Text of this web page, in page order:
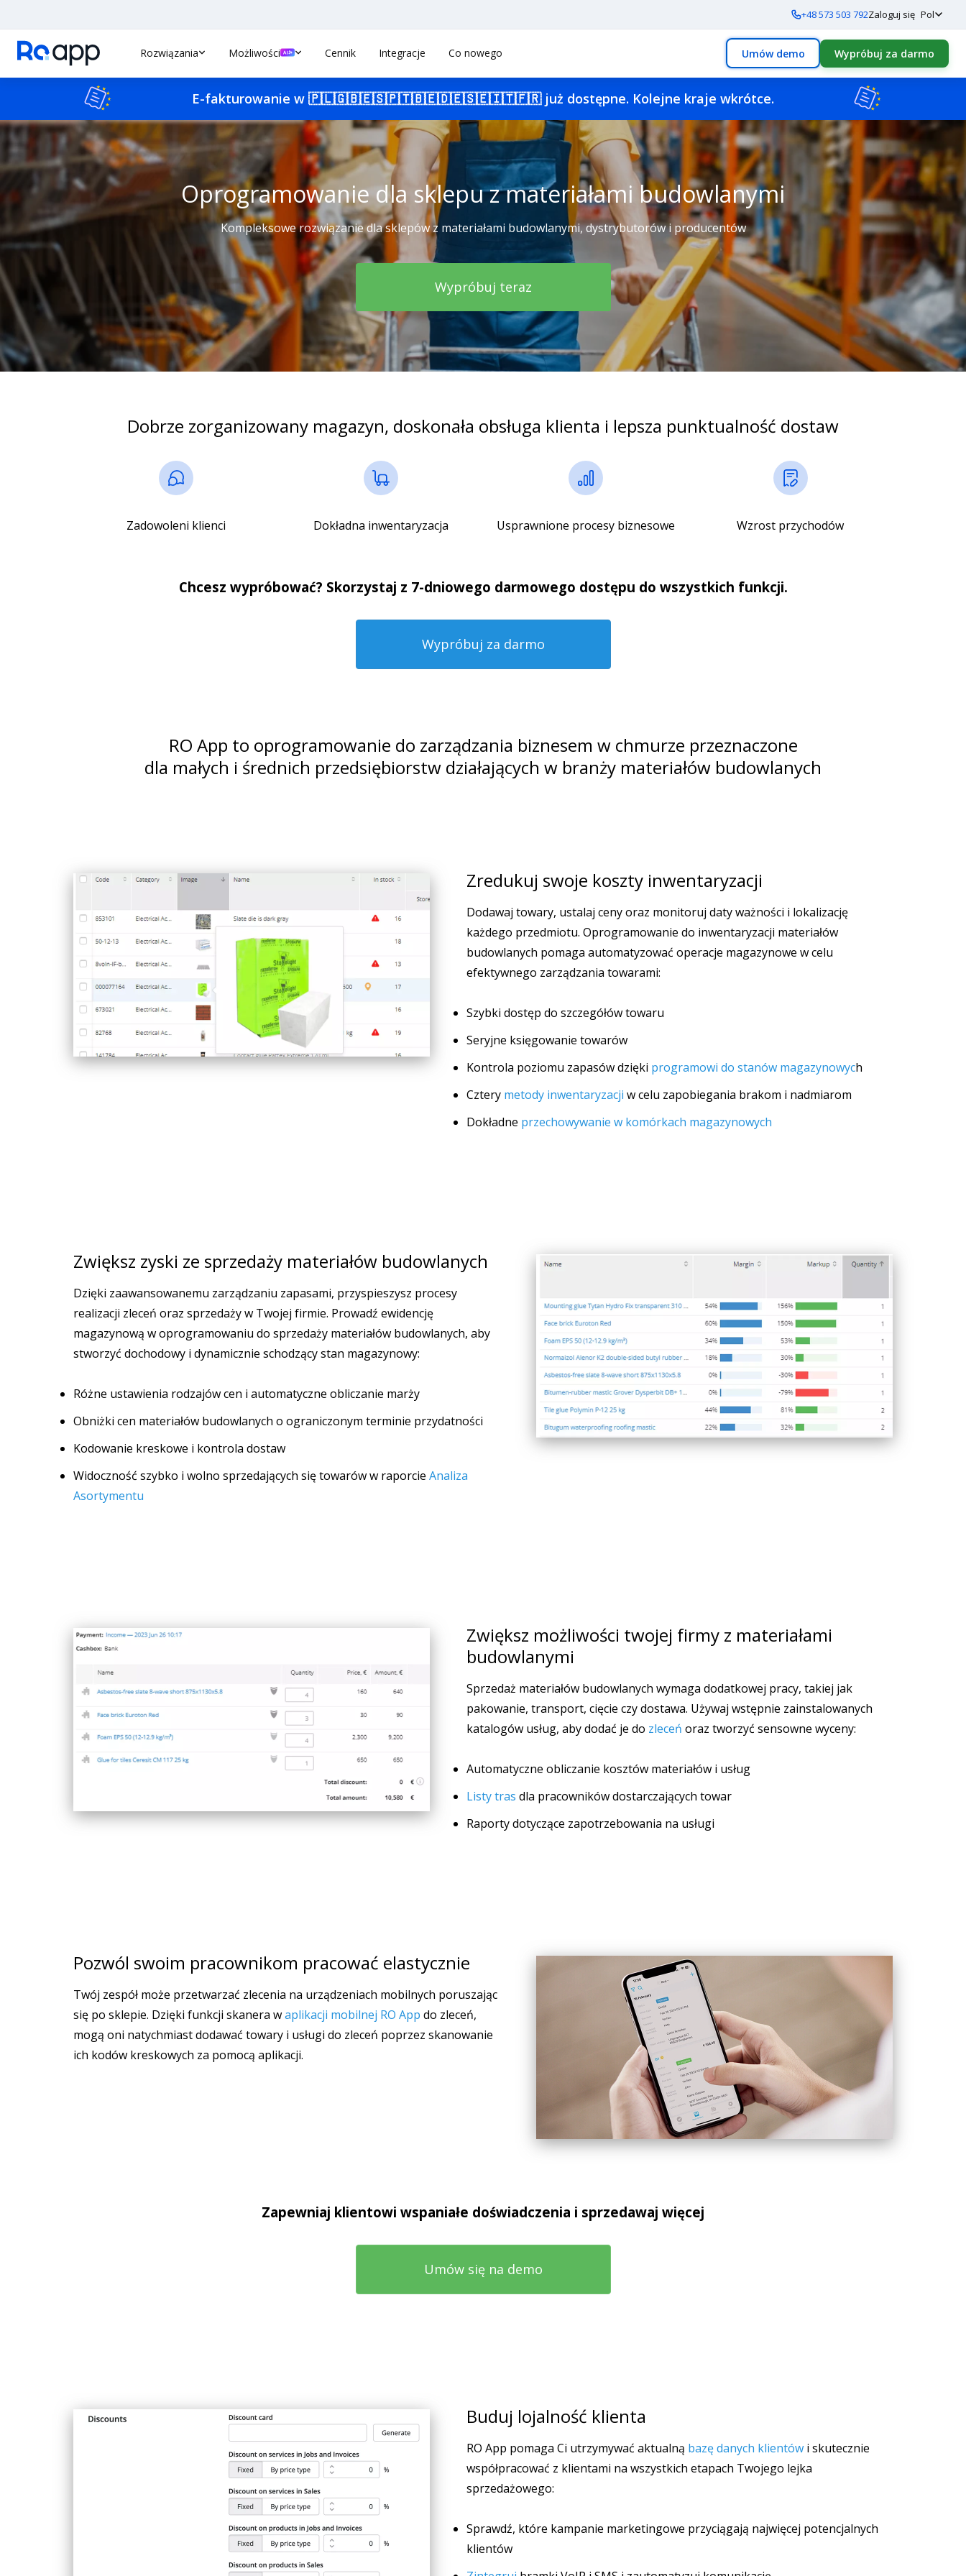
+48 573 503 792Zaloguj się Pol
Rozwiązania Możliwości Cennik Integracje Co nowego Umów demo Wypróbuj za darmo
E-fakturowanie w 🇵🇱🇬🇧🇪🇸🇵🇹🇧🇪🇩🇪🇸🇪🇮🇹🇫🇷już dostępne. Kolejne kraje wkrótce.
Oprogramowanie dla sklepu z materiałami budowlanymi
Kompleksowe rozwiązanie dla sklepów z materiałami budowlanymi, dystrybutorów i producentów
Wypróbuj teraz
Dobrze zorganizowany magazyn, doskonała obsługa klienta i lepsza punktualność dostaw
Zadowoleni klienci Dokładna inwentaryzacja Usprawnione procesy biznesowe Wzrost przychodów
Chcesz wypróbować? Skorzystaj z 7-dniowego darmowego dostępu do wszystkich funkcji.
Wypróbuj za darmo
RO App to oprogramowanie do zarządzania biznesem w chmurze przeznaczone
dla małych i średnich przedsiębiorstw działających w branży materiałów budowlanych
Zredukuj swoje koszty inwentaryzacji
Dodawaj towary, ustalaj ceny oraz monitoruj daty ważności i lokalizację
każdego przedmiotu. Oprogramowanie do inwentaryzacji materiałów
budowlanych pomaga automatyzować operacje magazynowe w celu
efektywnego zarządzania towarami:
Szybki dostęp do szczegółów towaru
Seryjne księgowanie towarów
Kontrola poziomu zapasów dzięki programowi do stanów magazynowych
Cztery metody inwentaryzacji w celu zapobiegania brakom i nadmiarom
Dokładne przechowywanie w komórkach magazynowych
Zwiększ zyski ze sprzedaży materiałów budowlanych
Dzięki zaawansowanemu zarządzaniu zapasami, przyspieszysz procesy
realizacji zleceń oraz sprzedaży w Twojej firmie. Prowadź ewidencję
magazynową w oprogramowaniu do sprzedaży materiałów budowlanych, aby
stworzyć dochodowy i dynamicznie schodzący stan magazynowy:
Różne ustawienia rodzajów cen i automatyczne obliczanie marży
Obniżki cen materiałów budowlanych o ograniczonym terminie przydatności
Kodowanie kreskowe i kontrola dostaw
Widoczność szybko i wolno sprzedających się towarów w raporcie Analiza
Asortymentu
Zwiększ możliwości twojej firmy z materiałami
budowlanymi
Sprzedaż materiałów budowlanych wymaga dodatkowej pracy, takiej jak
pakowanie, transport, cięcie czy dostawa. Używaj wstępnie zainstalowanych
katalogów usług, aby dodać je do zleceń oraz tworzyć sensowne wyceny:
Automatyczne obliczanie kosztów materiałów i usług
Listy tras dla pracowników dostarczających towar
Raporty dotyczące zapotrzebowania na usługi
Pozwól swoim pracownikom pracować elastycznie
Twój zespół może przetwarzać zlecenia na urządzeniach mobilnych poruszając
się po sklepie. Dzięki funkcji skanera waplikacji mobilnej RO App do zleceń,
mogą oni natychmiast dodawać towary i usługi do zleceń poprzez skanowanie
ich kodów kreskowych za pomocą aplikacji.
Zapewniaj klientowi wspaniałe doświadczenia i sprzedawaj więcej
Umów się na demo
Buduj lojalność klienta
RO App pomaga Ci utrzymywać aktualną bazę danych klientów i skutecznie
współpracować z klientami na wszystkich etapach Twojego lejka
sprzedażowego:
Sprawdź, które kampanie marketingowe przyciągają najwięcej potencjalnych
klientów